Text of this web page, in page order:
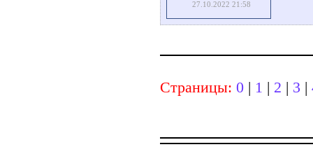
27.10.2022 21:58
Страницы: 0 | 1 | 2 | 3 |